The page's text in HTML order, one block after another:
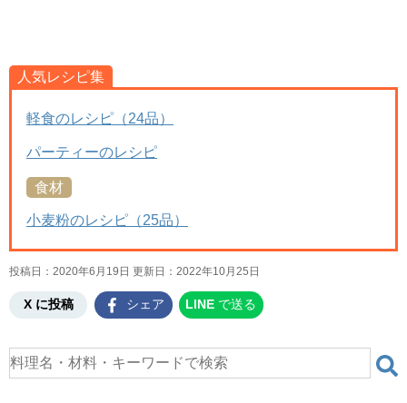
人気レシピ集
軽食のレシピ（24品）
パーティーのレシピ
食材
小麦粉のレシピ（25品）
投稿日：2020年6月19日 更新日： 2022年10月25日
X に投稿 シェア LINE で送る